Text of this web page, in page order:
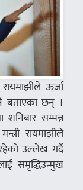
ऊर्जा
बताएका छन् ।
शनिबार सम्पन्न
रायमाझीले
उल्लेख गर्दै
समृद्धिउन्मुख